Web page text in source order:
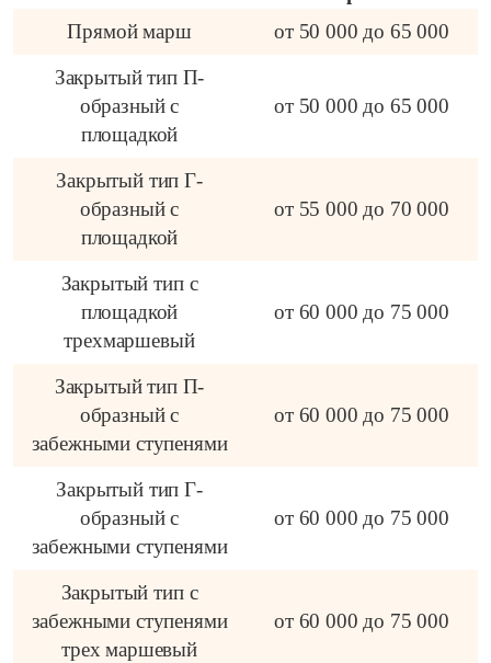
Прямой марш
от 50 000 до 65 000
Закрытый тип П-
образный с
площадкой
от 50 000 до 65 000
Закрытый тип Г-
образный с
площадкой
от 55 000 до 70 000
Закрытый тип с
площадкой
трехмаршевый
от 60 000 до 75 000
Закрытый тип П-
образный с
забежными ступенями
от 60 000 до 75 000
Закрытый тип Г-
образный с
забежными ступенями
от 60 000 до 75 000
Закрытый тип с
забежными ступенями
трех маршевый
от 60 000 до 75 000